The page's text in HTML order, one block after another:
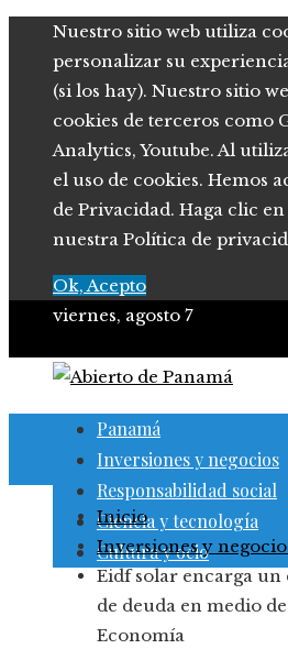
Nuestro sitio web utiliza
personalizar su
(si los hay). Nuestro sitio
cookies de terceros como
Analytics, Youtube. Al
el uso de cookies. Hemos
de Privacidad. Haga clic
nuestra Política de
Ok, Acepto
viernes, agosto 7
Panamá
Inversiones y negocios
Responsabilidad social
Ciencia y tecnología
Cultura y ocio
Inicio
Inversiones y
Eidf solar encarga
de deuda en medio
Economía